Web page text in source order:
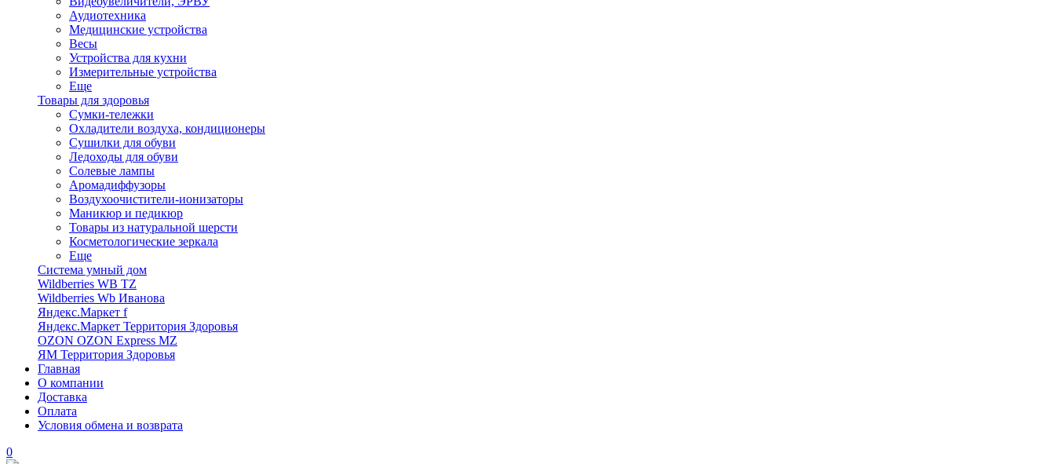
Аудиотехника
Медицинские устройства
Весы
Устройства для кухни
Измерительные устройства
Еще
Товары для здоровья
Сумки-тележки
Охладители воздуха, кондиционеры
Сушилки для обуви
Ледоходы для обуви
Солевые лампы
Аромадиффузоры
Воздухоочистители-ионизаторы
Маникюр и педикюр
Товары из натуральной шерсти
Косметологические зеркала
Еще
Система умный дом
Wildberries WB TZ
Wildberries Wb Иванова
Яндекс.Маркет f
Яндекс.Маркет Территория Здоровья
OZON OZON Express MZ
ЯМ Территория Здоровья
Главная
О компании
Доставка
Оплата
Условия обмена и возврата
0